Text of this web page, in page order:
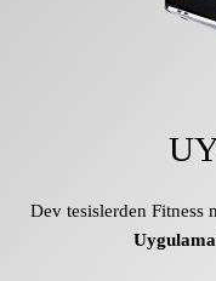
Dev tesislerden Fitness